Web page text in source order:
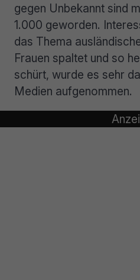
gegen Unbekannt sind
1.000 geworden.
das Thema
Frauen spaltet und so
schürt, wurde es sehr
Medien aufgenommen.